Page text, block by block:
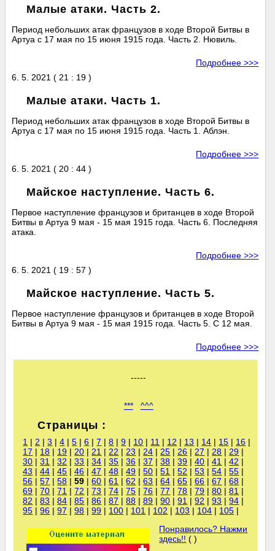
Малые атаки. Часть 2.
Период небольших атак французов в ходе Второй Битвы в
Артуа с 17 мая по 15 июня 1915 года. Часть 2. Нювиль.
Подробнее >>>
6. 5. 2021 ( 21 : 19 )
Малые атаки. Часть 1.
Период небольших атак французов в ходе Второй Битвы в
Артуа с 17 мая по 15 июня 1915 года. Часть 1. Аблэн.
Подробнее >>>
6. 5. 2021 ( 20 : 44 )
Майское наступление. Часть 6.
Первое наступление французов и британцев в ходе Второй
Битвы в Артуа 9 мая - 15 мая 1915 года. Часть 6. Последняя
атака.
Подробнее >>>
6. 5. 2021 ( 19 : 57 )
Майское наступление. Часть 5.
Первое наступление французов и британцев в ходе Второй
Битвы в Артуа 9 мая - 15 мая 1915 года. Часть 5. C 12 мая.
Подробнее >>>
-----
*** ^^^
Страницы :
1 | 2 |3 |4 |5 |6 |7 |8 |9 | 10 | 11 | 12 | 13 | 14 | 15 | 16 |
17 | 18 | 19 | 20 | 21 | 22 | 23 | 24 | 25 | 26 | 27 | 28 | 29 |
30 |31 |32 |33 |34 |35 |36 |37 |38 |39 |40 |41 |42 |
43 |44 |45 |46 |47 |48 |49 |50 |51 |52 |53 |54 |55 |
56 |57 |58 | 59 |60 |61 |62 |63 |64 |65 |66 |67 |68 |
69 |70 |71 |72 |73 |74 |75 |76 |77 |78 |79 |80 |81 |
82 |83 |84 |85 |86 |87 |88 |89 |90 |91 |92 |93 |94 |
95 |96 |97 |98 |99 | 100 | 101 | 102 | 103 | 104 | 105 |
Понравилось? Нажми
здесь!! ( )